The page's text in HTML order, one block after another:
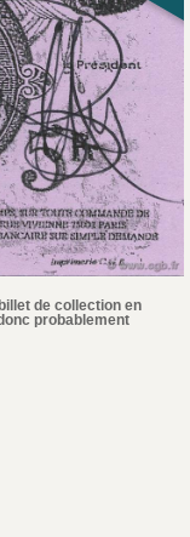
de collection en
probablement